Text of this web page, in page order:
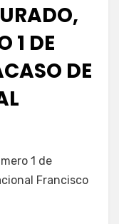
1 DE
DE
1 de
Francisco